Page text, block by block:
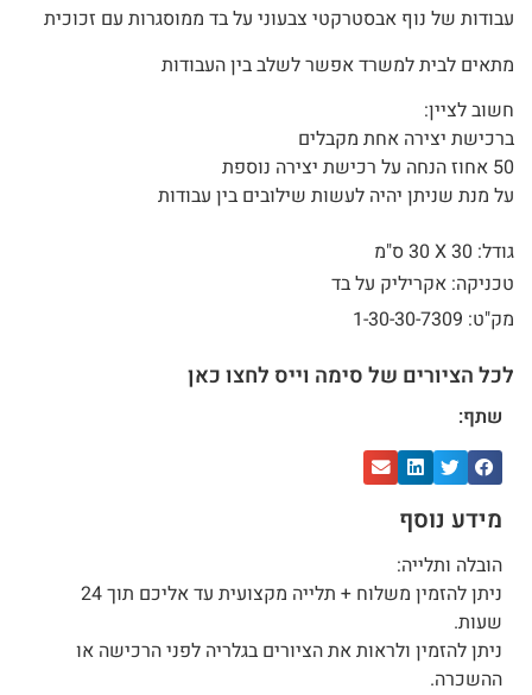
עבודות של נוף אבסטרקטי צבעוני על בד ממוסגרות עם זכוכית
מתאים לבית למשרד אפשר לשלב בין העבודות
חשוב לציין:
ברכישת יצירה אחת מקבלים
50 אחוז הנחה על רכישת יצירה נוספת
על מנת שניתן יהיה לעשות שילובים בין עבודות
גודל: 30 X
30 ס"מ
טכניקה: אקריליק על בד
מק"ט: 1-30-30-7309
לכל הציורים של סימה וייס לחצו כאן
שתף:
מידע נוסף
הובלה ותלייה:
ניתן להזמין משלוח + תלייה מקצועית עד אליכם תוך 24
שעות.
ניתן להזמין ולראות את הציורים בגלריה לפני הרכישה או
ההשכרה.